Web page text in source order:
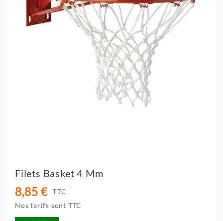
Filets Basket 4 Mm
8,85 € TTC
Nos tarifs sont TTC